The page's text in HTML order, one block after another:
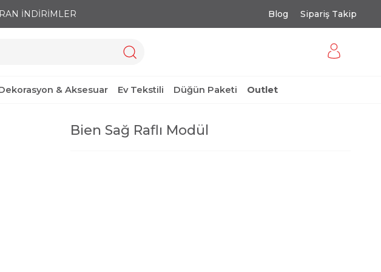
İNDİRİMLER Blog Sipariş Takip
& Aksesuar Ev Tekstili Düğün Paketi Outlet
Bien Sağ Raflı Modül